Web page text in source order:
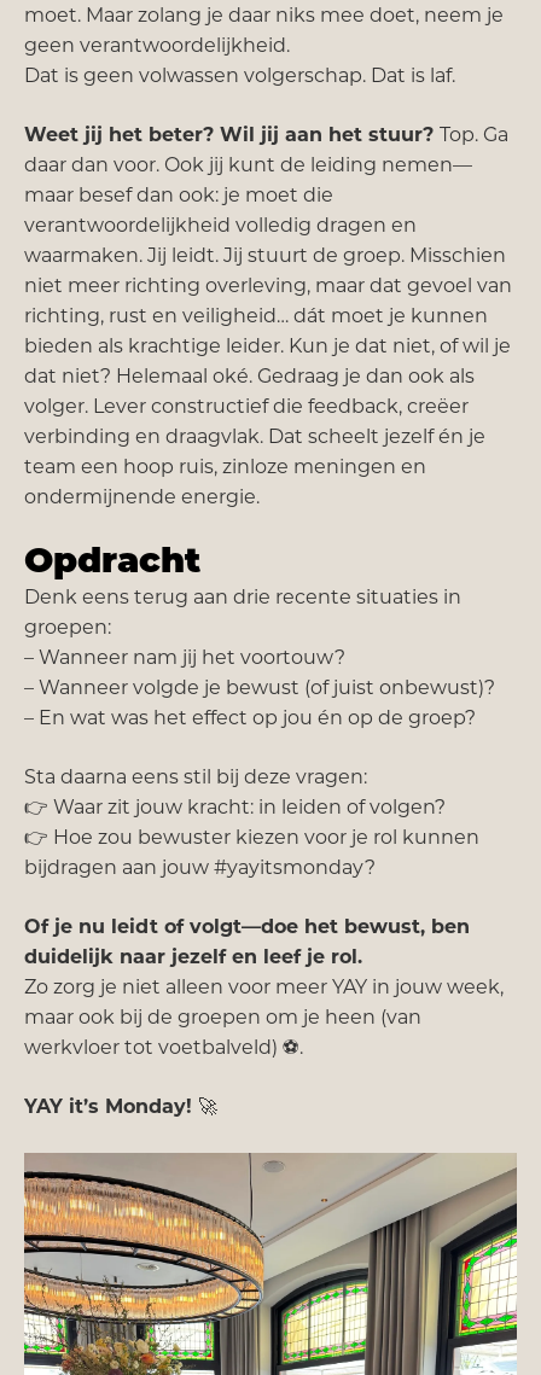
moet. Maar zolang je daar niks mee doet, neem je
geen verantwoordelijkheid.
Dat is geen volwassen volgerschap. Dat is laf.
Weet jij het beter? Wil jij aan het stuur?
Top. Ga
daar dan voor. Ook jij kunt de leiding nemen—
maar besef dan ook: je moet die
verantwoordelijkheid volledig dragen en
waarmaken. Jij leidt. Jij stuurt de groep. Misschien
niet meer richting overleving, maar dat gevoel van
richting, rust en veiligheid… dát moet je kunnen
bieden als krachtige leider. Kun je dat niet, of wil je
dat niet? Helemaal oké. Gedraag je dan ook als
volger. Lever constructief die feedback, creëer
verbinding en draagvlak. Dat scheelt jezelf én je
team een hoop ruis, zinloze meningen en
ondermijnende energie.
Opdracht
Denk eens terug aan drie recente situaties in
groepen:
– Wanneer nam jij het voortouw?
– Wanneer volgde je bewust (of juist onbewust)?
– En wat was het effect op jou én op de groep?
Sta daarna eens stil bij deze vragen:
👉 Waar zit jouw kracht: in leiden of volgen?
👉 Hoe zou bewuster kiezen voor je rol kunnen
bijdragen aan jouw #yayitsmonday?
Of je nu leidt of volgt—doe het bewust, ben
duidelijk naar jezelf en leef je rol.
Zo zorg je niet alleen voor meer YAY in jouw week,
maar ook bij de groepen om je heen (van
werkvloer tot voetbalveld) ⚽.
YAY it’s Monday! 🚀